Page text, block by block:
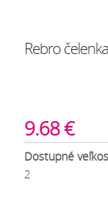
Rebro
9.68 €
Dostupné
2